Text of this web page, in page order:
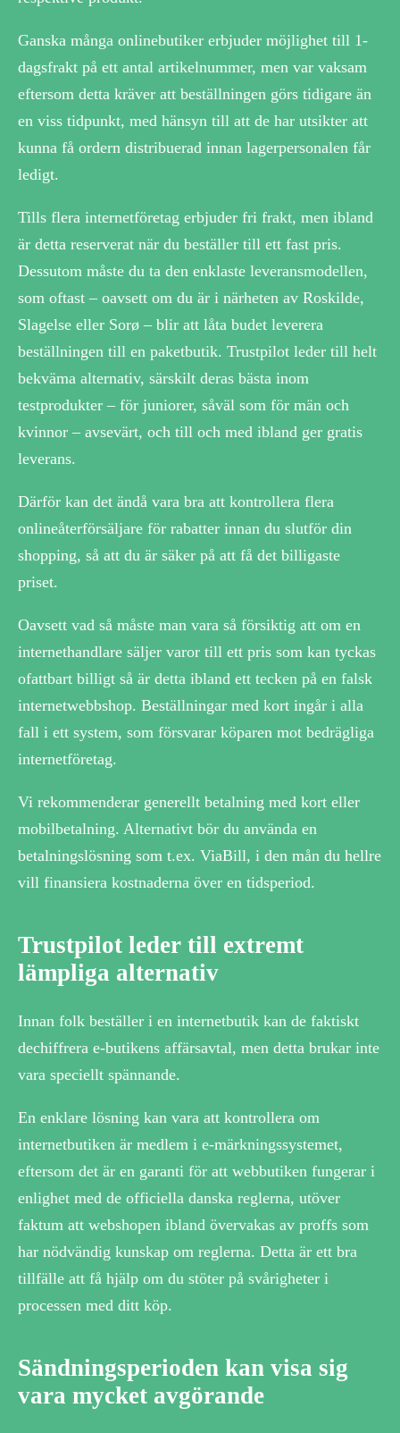
Ganska många onlinebutiker erbjuder möjlighet till 1-
dagsfrakt på ett antal artikelnummer, men var vaksam
eftersom detta kräver att beställningen görs tidigare än
en viss tidpunkt, med hänsyn till att de har utsikter att
kunna få ordern distribuerad innan lagerpersonalen får
ledigt.
Tills flera internetföretag erbjuder fri frakt, men ibland
är detta reserverat när du beställer till ett fast pris.
Dessutom måste du ta den enklaste leveransmodellen,
som oftast – oavsett om du är i närheten av Roskilde,
Slagelse eller Sorø – blir att låta budet leverera
beställningen till en paketbutik. Trustpilot leder till helt
bekväma alternativ, särskilt deras bästa inom
testprodukter – för juniorer, såväl som för män och
kvinnor – avsevärt, och till och med ibland ger gratis
leverans.
Därför kan det ändå vara bra att kontrollera flera
onlineåterförsäljare för rabatter innan du slutför din
shopping, så att du är säker på att få det billigaste
priset.
Oavsett vad så måste man vara så försiktig att om en
internethandlare säljer varor till ett pris som kan tyckas
ofattbart billigt så är detta ibland ett tecken på en falsk
internetwebbshop. Beställningar med kort ingår i alla
fall i ett system, som försvarar köparen mot bedrägliga
internetföretag.
Vi rekommenderar generellt betalning med kort eller
mobilbetalning. Alternativt bör du använda en
betalningslösning som t.ex. ViaBill, i den mån du hellre
vill finansiera kostnaderna över en tidsperiod.
Trustpilot leder till extremt
lämpliga alternativ
Innan folk beställer i en internetbutik kan de faktiskt
dechiffrera e-butikens affärsavtal, men detta brukar inte
vara speciellt spännande.
En enklare lösning kan vara att kontrollera om
internetbutiken är medlem i e-märkningssystemet,
eftersom det är en garanti för att webbutiken fungerar i
enlighet med de officiella danska reglerna, utöver
faktum att webshopen ibland övervakas av proffs som
har nödvändig kunskap om reglerna. Detta är ett bra
tillfälle att få hjälp om du stöter på svårigheter i
processen med ditt köp.
Sändningsperioden kan visa sig
vara mycket avgörande